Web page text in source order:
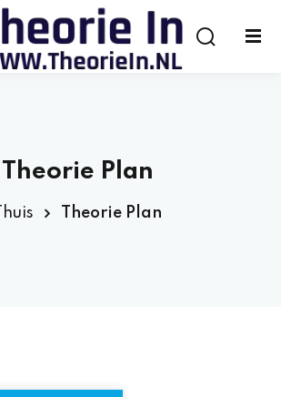
Theorie Plan
Thuis Theorie Plan